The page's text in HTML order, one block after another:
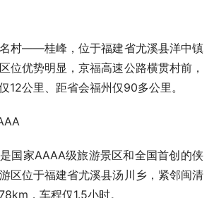
——桂峰，位于福建省尤溪县洋中镇
位优势明显，京福高速公路横贯村前，
12公里、距省会福州仅90多公里。
家AAAA级旅游景区和全国首创的侠
区位于福建省尤溪县汤川乡，紧邻闽清
，车程仅1.5小时。